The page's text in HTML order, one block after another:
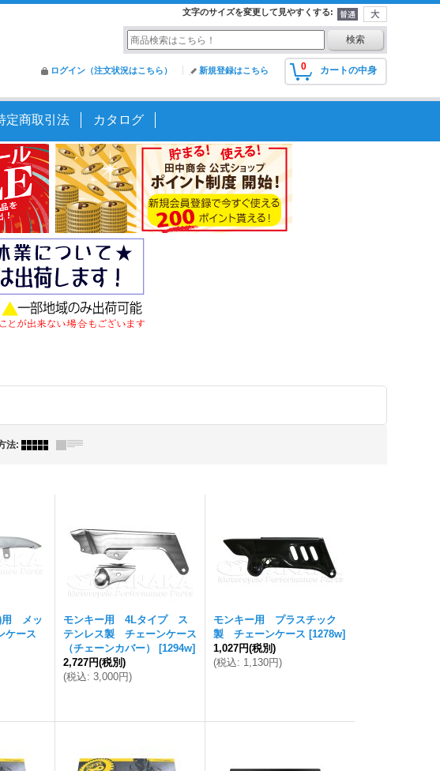
文字のサイズを変更して見やすくする:
0 カートの中身
ログイン（注文状況はこちら） 新規登録はこちら
定商取引法 カタログ
法:
)用 メッ
ケース
モンキー用 4Lタイプ ス
テンレス製 チェーンケース
（チェーンカバー）
[1294w]
2,727円(税別)
(税込: 3,000円)
モンキー用 プラスチック
製 チェーンケース [1278w]
1,027円(税別)
(税込: 1,130円)